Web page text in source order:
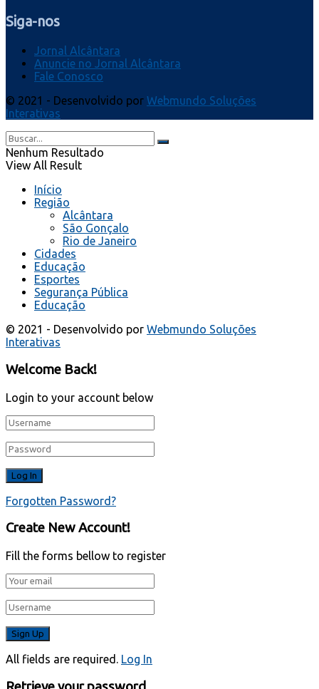
Siga-nos
Jornal Alcântara
Anuncie no Jornal Alcântara
Fale Conosco
© 2021 - Desenvolvido por Webmundo Soluções
Interativas
Nenhum Resultado
View All Result
Início
Região
Alcântara
São Gonçalo
Rio de Janeiro
Cidades
Educação
Esportes
Segurança Pública
Educação
© 2021 - Desenvolvido por Webmundo Soluções
Interativas
Welcome Back!
Login to your account below
Forgotten Password?
Create New Account!
Fill the forms bellow to register
All fields are required. Log In